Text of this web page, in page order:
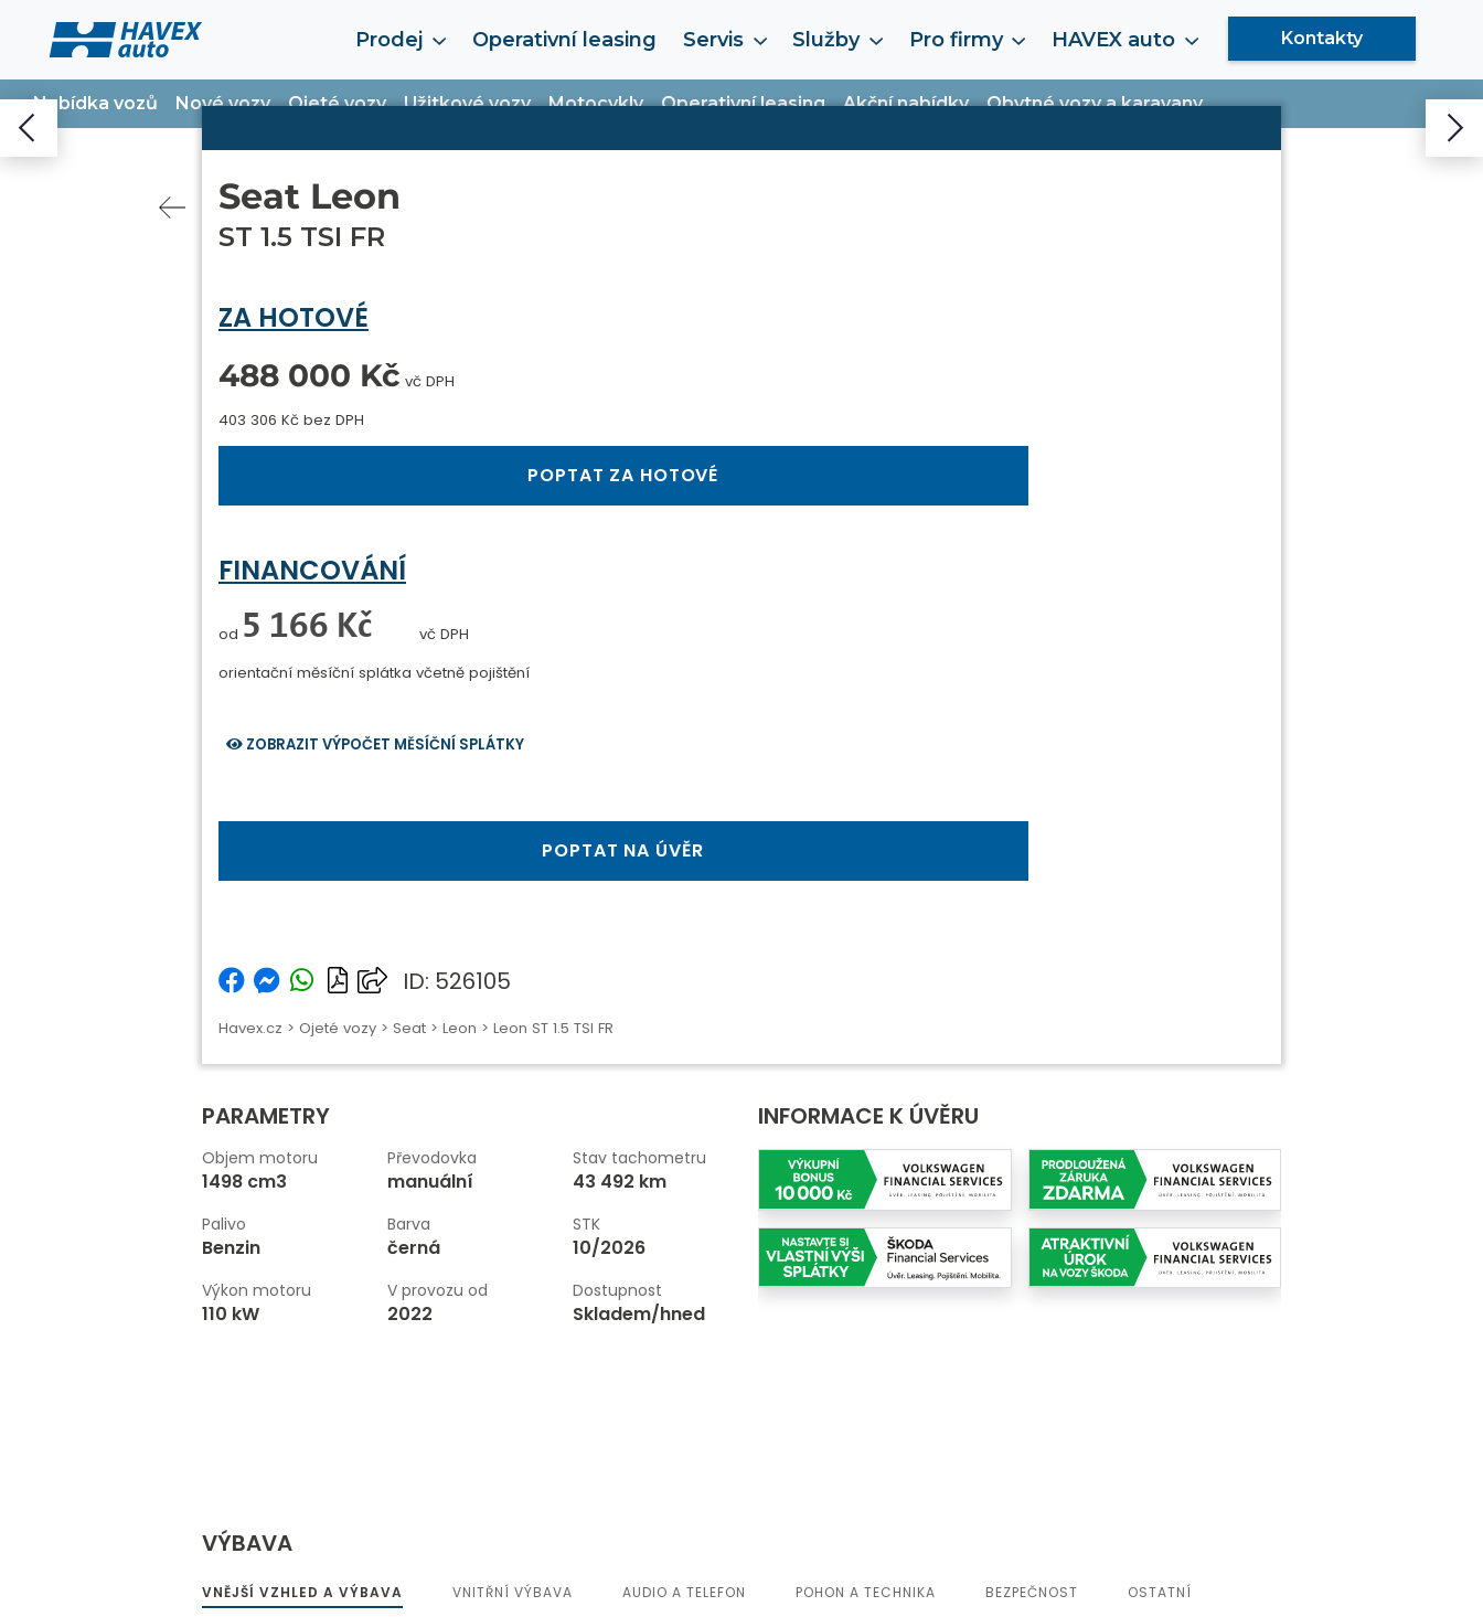
Prodej Operativní leasing Servis Služby Pro firmy HAVEX auto Kontakty
Nabídka vozů Nové vozy Ojeté vozy Užitkové vozy Motocykly Operativní leasing Akční nabídky Obytné vozy a karavany
Seat Leon
ST 1.5 TSI FR
ZA HOTOVÉ
488 000 Kč vč DPH
403 306 Kč bez DPH
POPTAT ZA HOTOVÉ
FINANCOVÁNÍ
od 0 Kč
vč DPH
orientační měsíční splátka včetně pojištění
ZOBRAZIT VÝPOČET MĚSÍČNÍ SPLÁTKY
POPTAT NA ÚVĚR
ID: 526105
Havex.cz > Ojeté vozy > Seat > Leon > Leon ST 1.5 TSI FR
PARAMETRY
Objem motoru
1498 cm3
Převodovka
manuální
Stav tachometru
43 492 km
Palivo
Benzin
Barva
černá
STK
10/2026
Výkon motoru
110 kW
V provozu od
2022
Dostupnost
Skladem/hned
INFORMACE K ÚVĚRU
VÝBAVA
VNĚJŠÍ VZHLED A VÝBAVA VNITŘNÍ VÝBAVA AUDIO A TELEFON POHON A TECHNIKA BEZPEČNOST OSTATNÍ